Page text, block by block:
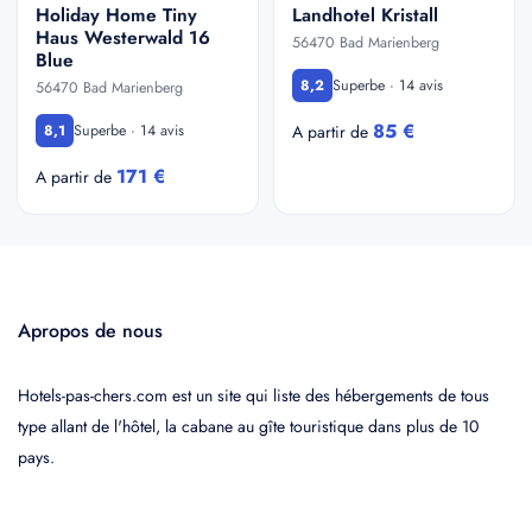
Holiday Home Tiny
Haus Westerwald 16
Blue
56470 Bad Marienberg
8,1 Superbe · 14 avis
A partir de 171 €
Landhotel Kristall
56470 Bad Marienberg
8,2 Superbe · 14 avis
A partir de 85 €
Apropos de nous
Hotels-pas-chers.com est un site qui liste des hébergements de tous
type allant de l'hôtel, la cabane au gîte touristique dans plus de 10
pays.